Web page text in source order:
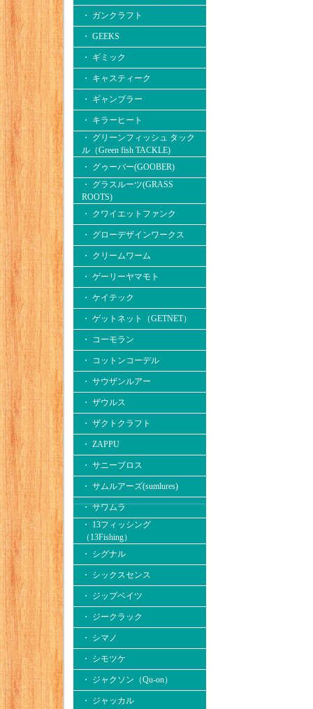
・ ガンクラフト
・ GEEKS
・ ギミック
・ キャスティーク
・ ギャンブラー
・ キラーヒート
・ グリーンフィッシュ タック
ル（Green fish TACKLE)
・ グゥーバー(GOOBER)
・ グラスルーツ(GRASS
ROOTS)
・ クワイエットファンク
・ グローデザインワークス
・ クリームワーム
・ ゲーリーヤマモト
・ ケイテック
・ ゲットネット（GETNET）
・ コーモラン
・ コットンコーデル
・ サウザンルアー
・ ザウルス
・ ザクトクラフト
・ ZAPPU
・ サニーブロス
・ サムルアーズ(sumlures)
・ サワムラ
・ 13フィッシング
（13Fishing）
・ シグナル
・ シックスセンス
・ ジップベイツ
・ ジークラック
・ シマノ
・ シモツケ
・ ジャクソン（Qu-on）
・ ジャッカル